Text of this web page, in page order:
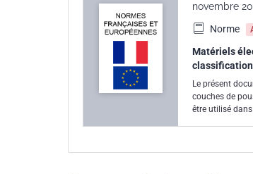
novembre
Norme
Matériels
classification
Le présent
couches de
être utilisé